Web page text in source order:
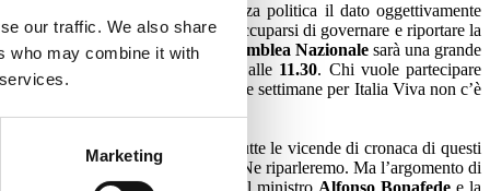
our traffic. We also share
who may combine it with
Marketing
saremo noi a caricare di valenza politica il dato oggettivamente
che il Governo debba preoccuparsi di governare e riportare la
e rilanciare sui contenuti. L’ Assemblea Nazionalesarà una grande
con il mio intervento domenica alle 11.30. Chi vuole partecipare
quello che è accaduto in queste settimane per Italia Viva non c’è
ad esempio vedere come in tutte le vicende di cronaca di questi
proprietariodi una Ferrari. Ne riparleremo. Ma l’argomento di
polemica a "Otto e Mezzo " tra il ministro Alfonso Bonafede e la